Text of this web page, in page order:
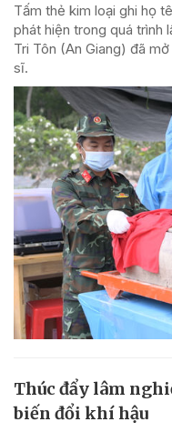
Tấm thẻ kim loại ghi họ
phát hiện trong quá trình
Tri Tôn (An Giang) đã
sĩ.
Thúc đẩy lâm
biến đổi khí hậu